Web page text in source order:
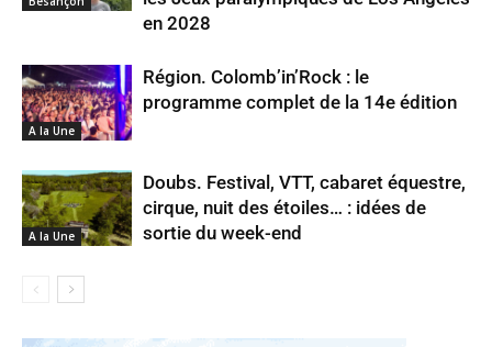
en 2028
A la Une
Région. Colomb’in’Rock : le
programme complet de la 14e édition
A la Une
Doubs. Festival, VTT, cabaret équestre,
cirque, nuit des étoiles… : idées de
sortie du week-end